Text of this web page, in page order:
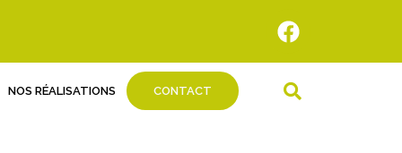
NOS RÉALISATIONS CONTACT